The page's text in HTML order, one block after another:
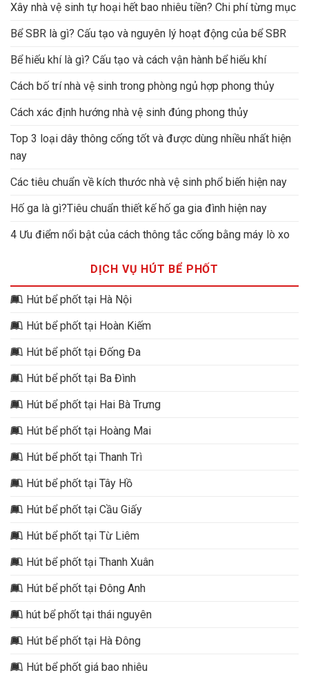
Xây nhà vệ sinh tự hoại hết bao nhiêu tiền? Chi phí từng mục
Bể SBR là gì? Cấu tạo và nguyên lý hoạt động của bể SBR
Bể hiếu khí là gì? Cấu tạo và cách vận hành bể hiếu khí
Cách bố trí nhà vệ sinh trong phòng ngủ hợp phong thủy
Cách xác định hướng nhà vệ sinh đúng phong thủy
Top 3 loại dây thông cống tốt và được dùng nhiều nhất hiện
nay
Các tiêu chuẩn về kích thước nhà vệ sinh phổ biến hiện nay
Hố ga là gì?Tiêu chuẩn thiết kế hố ga gia đình hiện nay
4 Ưu điểm nổi bật của cách thông tắc cống bằng máy lò xo
DỊCH VỤ HÚT BỂ PHỐT
Hút bể phốt tại Hà Nội
Hút bể phốt tại Hoàn Kiếm
Hút bể phốt tại Đống Đa
Hút bể phốt tại Ba Đình
Hút bể phốt tại Hai Bà Trưng
Hút bể phốt tại Hoàng Mai
Hút bể phốt tại Thanh Trì
Hút bể phốt tại Tây Hồ
Hút bể phốt tại Cầu Giấy
Hút bể phốt tại Từ Liêm
Hút bể phốt tại Thanh Xuân
Hút bể phốt tại Đông Anh
hút bể phốt tại thái nguyên
Hút bể phốt tại Hà Đông
Hút bể phốt giá bao nhiêu